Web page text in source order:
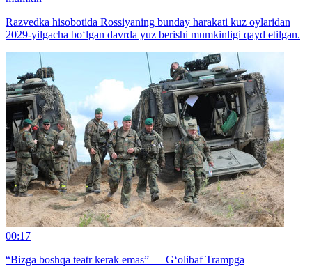
Razvedka hisobotida Rossiyaning bunday harakati kuz oylaridan
2029-yilgacha bo‘lgan davrda yuz berishi mumkinligi qayd etilgan.
00:17
“Bizga boshqa teatr kerak emas” — G‘olibaf Trampga